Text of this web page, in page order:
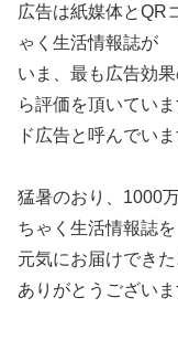
広告は紙媒体とQR
ゃく生活情報誌が
いま、最も広告効
ら評価を頂いてい
ド広告と呼んでいま
猛暑のおり、1000
ちゃく生活情報誌を
元気にお届けでき
ありがとうござい